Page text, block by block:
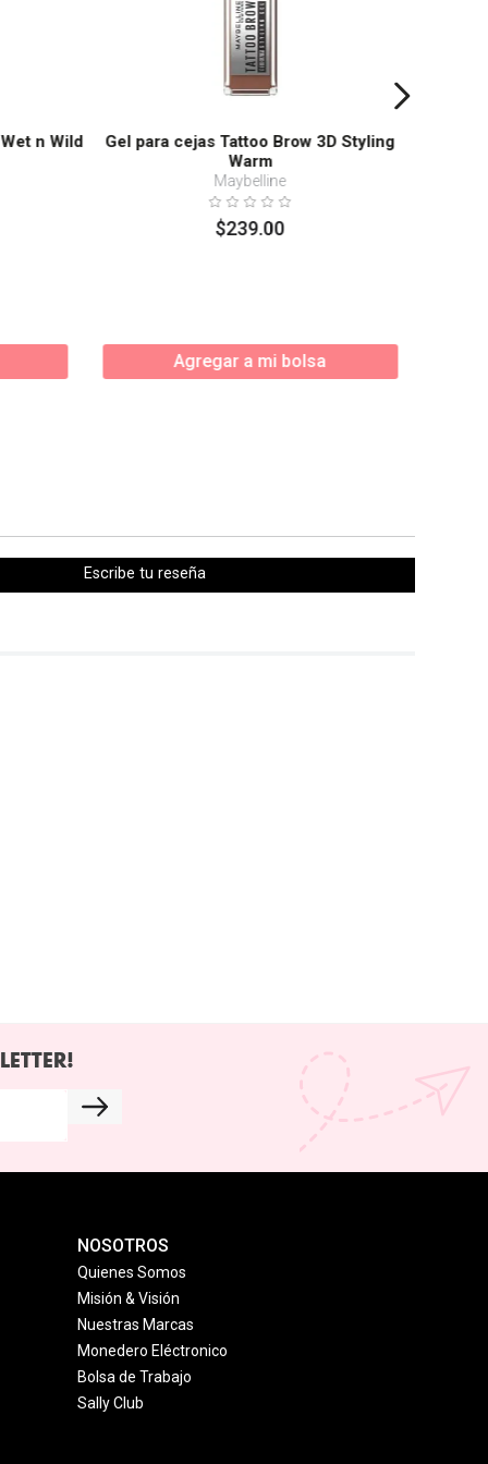
n Wild
Gel para cejas Tattoo Brow 3D Styling
Warm
Maybelline
$239.00
Agregar a mi bolsa
Escribe tu reseña
NOSOTROS
Quienes Somos
Misión & Visión
Nuestras Marcas
Monedero Eléctronico
Bolsa de Trabajo
Sally Club